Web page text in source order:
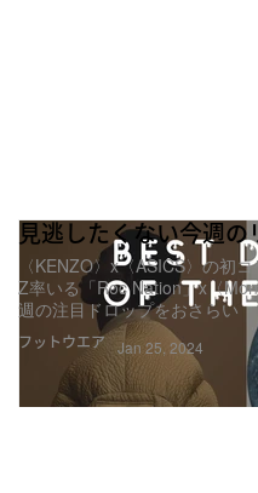
フットウエア
見逃したくない今週
〈KENZO〉x〈ASICS〉の初
Z率いる「Roc Nation」x〈
週の注目ドロップをおさらい
Jan 25, 2024